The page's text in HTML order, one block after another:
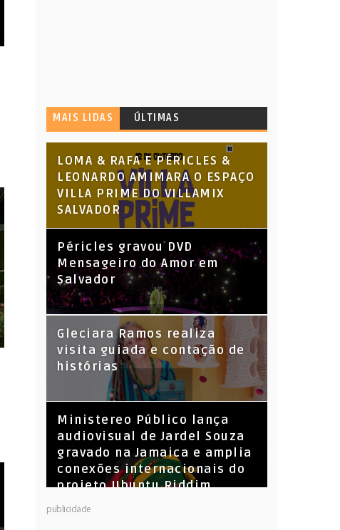
MAIS LIDAS ÚLTIMAS
LOMA & RAFA E PÉRICLES &
LEONARDO AMIMARA O ESPAÇO
VILLA PRIME DO VILLAMIX
SALVADOR
Péricles gravou DVD
Mensageiro do Amor em
Salvador
KL Jay (Racionais MC’s), DJ
Raíz e DJ Leandro Vitrola na
BIGSHAKE 14
Gleciara Ramos realiza
visita guiada e contação de
histórias
​Ministereo Público lança
audiovisual de Jardel Souza
gravado na Jamaica e amplia
conexões internacionais do
projeto Ubuntu Riddim
publicidade